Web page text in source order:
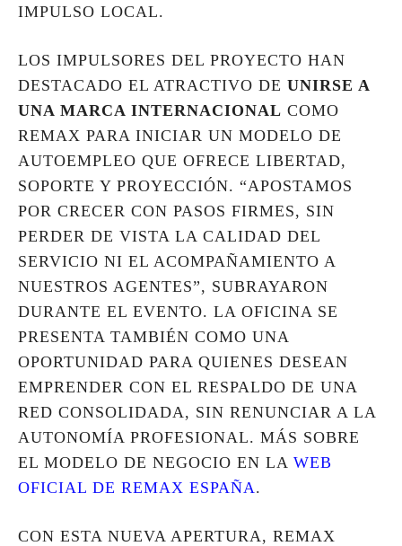
IMPULSO LOCAL.
LOS IMPULSORES DEL PROYECTO HAN
DESTACADO EL ATRACTIVO DE UNIRSE A
UNA MARCA INTERNACIONAL COMO
REMAX PARA INICIAR UN MODELO DE
AUTOEMPLEO QUE OFRECE LIBERTAD,
SOPORTE Y PROYECCIÓN. “APOSTAMOS
POR CRECER CON PASOS FIRMES, SIN
PERDER DE VISTA LA CALIDAD DEL
SERVICIO NI EL ACOMPAÑAMIENTO A
NUESTROS AGENTES”, SUBRAYARON
DURANTE EL EVENTO. LA OFICINA SE
PRESENTA TAMBIÉN COMO UNA
OPORTUNIDAD PARA QUIENES DESEAN
EMPRENDER CON EL RESPALDO DE UNA
RED CONSOLIDADA, SIN RENUNCIAR A LA
AUTONOMÍA PROFESIONAL. MÁS SOBRE
EL MODELO DE NEGOCIO EN LA WEB
OFICIAL DE REMAX ESPAÑA.
CON ESTA NUEVA APERTURA, REMAX